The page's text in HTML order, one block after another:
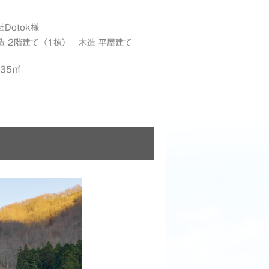
Dotok様
2階建て（1棟） 木造 平屋建て
㎡